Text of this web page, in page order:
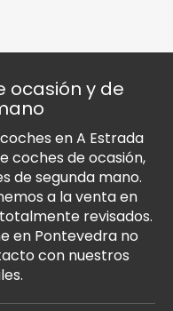
ocasión y de
en A Estrada
coches de ocasión,
de segunda mano.
a la venta en
revisados.
en Pontevedra no
con nuestros